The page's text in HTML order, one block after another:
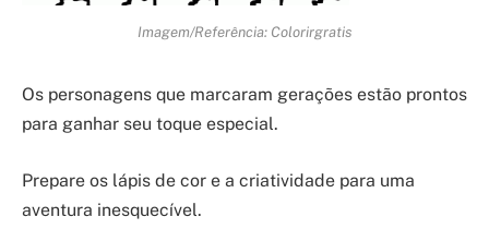
Imagem/Referência: Colorirgratis
Os personagens que marcaram gerações estão prontos
para ganhar seu toque especial.
Prepare os lápis de cor e a criatividade para uma
aventura inesquecível.